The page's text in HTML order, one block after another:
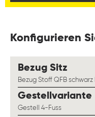
Konfigurieren
Bezug Sitz
Bezug Stoff QFB schwarz
Gestellvariante
Gestell 4-Fuss